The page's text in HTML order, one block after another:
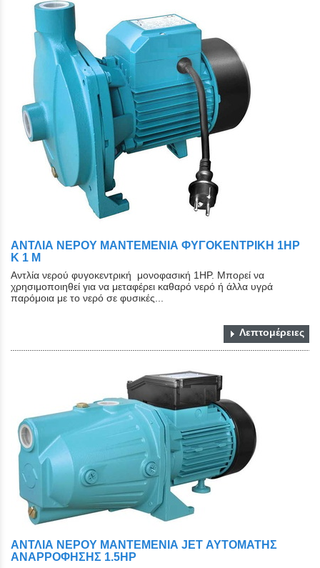
ΑΝΤΛΙΑ ΝΕΡΟΥ ΜΑΝΤΕΜΕΝΙΑ ΦΥΓΟΚΕΝΤΡΙΚΗ 1HP
Κ 1 Μ
Αντλία νερού φυγοκεντρική μονοφασική 1HP. Μπορεί να
χρησιμοποιηθεί για να μεταφέρει καθαρό νερό ή άλλα υγρά
παρόμοια με το νερό σε φυσικές...
Λεπτομέρειες
ΑΝΤΛΙΑ ΝΕΡΟΥ ΜΑΝΤΕΜΕΝΙΑ JET ΑΥΤΟΜΑΤΗΣ
ΑΝΑΡΡΟΦΗΣΗΣ 1.5HP